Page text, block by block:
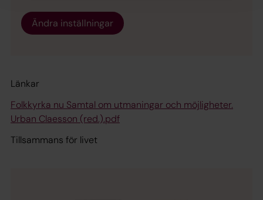
Ändra inställningar
Länkar
Folkkyrka nu Samtal om utmaningar och möjligheter.
Urban Claesson (red.).pdf
Tillsammans för livet